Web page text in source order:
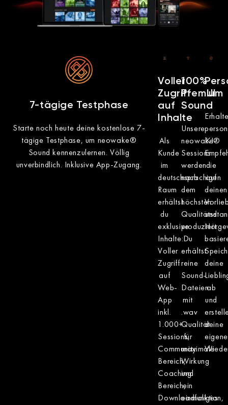
7-tägige Testphase
Starte noch heute deine kostenlose 7-
tägige Testphase, um neowake®
Sound kennenzulernen. Völlig
unverbindlich. Inklusive App-Zugang.
Voller
Zugriff
auf
Inhalte
Als
Kunde
im
deutschsprachigen
Raum
erhältst
du
exklusive
Inhalte:
Voller
Zugriff
auf
Web-
App
inkl.
1.000+
Sessions,
Community
Bereich,
Coaching
Bereich,
Downloadfunktion,
100%
Premium
Sound
Unsere
neowake®
Sessions
werden
nach
dem
höchsten
produziert.
Du
erhältst
reine
Sound-
Dateien
mit
.wav
Qualität
für
maximale
Wirkung
und
ein
einmaliges
UI
KI-
die
auf
deinen
und
deine
ab
und
deine